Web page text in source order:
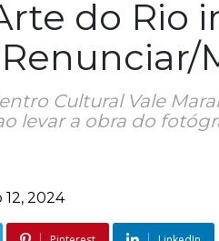
do Rio
Cultural Vale
levar a obra do
2024